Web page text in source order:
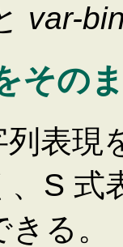
var-
その
表現
S 式
る。